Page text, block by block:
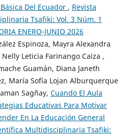
Del Ecuador , Revista
Tsafiki: Vol. 3 Núm. 1
ENERO-JUNIO 2026
Espinoza, Mayra Alexandra
Leticia Farinango Caiza ,
Guamán, Diana Janeth
María Sofía Lojan Alburquerque
Sagñay, Cuando El Aula
Educativas Para Motivar
En La Educación General
Multidisciplinaria Tsafiki: